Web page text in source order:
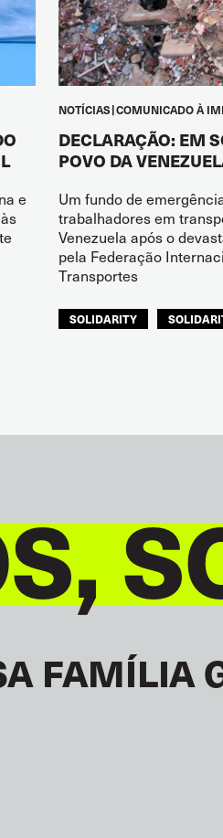
e
NOTÍCIAS COMUNICADO À
DECLARAÇÃO: EM
POVO DA
Um fundo de
trabalhadores em
Venezuela após o
pela Federação
Transportes
SOLIDARITY
FAMÍLIA